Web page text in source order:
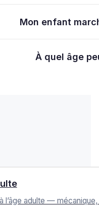
Mon enfant
À quel âge
l’âge adulte —